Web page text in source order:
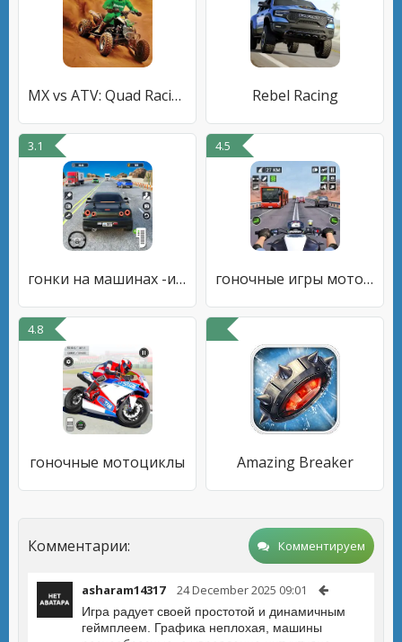
MX vs ATV: Quad Racing legend Rebel Racing
3.1
гонки на машинах -игра машинки
4.5
гоночные игры мотоцикл игра
4.8
гоночные мотоциклы Amazing Breaker
Комментарии: Комментируем
asharam14317 24 December 2025 09:01
Игра радует своей простотой и динамичным
геймплеем. Графика неплохая, машины